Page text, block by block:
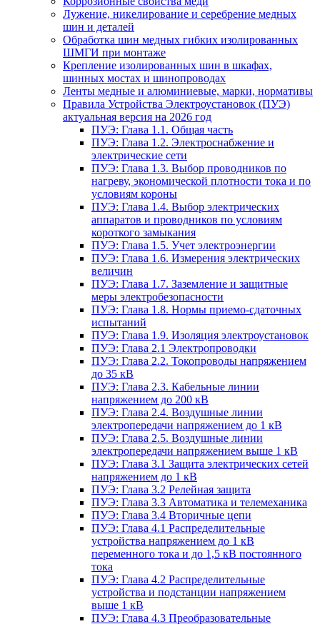
Лужение, никелирование и серебрение медных
шин и деталей
Обработка шин медных гибких изолированных
ШМГИ при монтаже
Крепление изолированных шин в шкафах,
шинных мостах и шинопроводах
Ленты медные и алюминиевые, марки, нормативы
Правила Устройства Электроустановок (ПУЭ)
актуальная версия на 2026 год
ПУЭ: Глава 1.1. Общая часть
ПУЭ: Глава 1.2. Электроснабжение и
электрические сети
ПУЭ: Глава 1.3. Выбор проводников по
нагреву, экономической плотности тока и по
условиям короны
ПУЭ: Глава 1.4. Выбор электрических
аппаратов и проводников по условиям
короткого замыкания
ПУЭ: Глава 1.5. Учет электроэнергии
ПУЭ: Глава 1.6. Измерения электрических
величин
ПУЭ: Глава 1.7. Заземление и защитные
меры электробезопасности
ПУЭ: Глава 1.8. Нормы приемо-сдаточных
испытаний
ПУЭ: Глава 1.9. Изоляция электроустановок
ПУЭ: Глава 2.1 Электропроводки
ПУЭ: Глава 2.2. Токопроводы напряжением
до 35 кВ
ПУЭ: Глава 2.3. Кабельные линии
напряжением до 200 кВ
ПУЭ: Глава 2.4. Воздушные линии
электропередачи напряжением до 1 кВ
ПУЭ: Глава 2.5. Воздушные линии
электропередачи напряжением выше 1 кВ
ПУЭ: Глава 3.1 Защита электрических сетей
напряжением до 1 кВ
ПУЭ: Глава 3.2 Релейная защита
ПУЭ: Глава 3.3 Автоматика и телемеханика
ПУЭ: Глава 3.4 Вторичные цепи
ПУЭ: Глава 4.1 Распределительные
устройства напряжением до 1 кВ
переменного тока и до 1,5 кВ постоянного
тока
ПУЭ: Глава 4.2 Распределительные
устройства и подстанции напряжением
выше 1 кВ
ПУЭ: Глава 4.3 Преобразовательные